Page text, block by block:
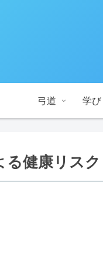
弓道 学び
健康リス